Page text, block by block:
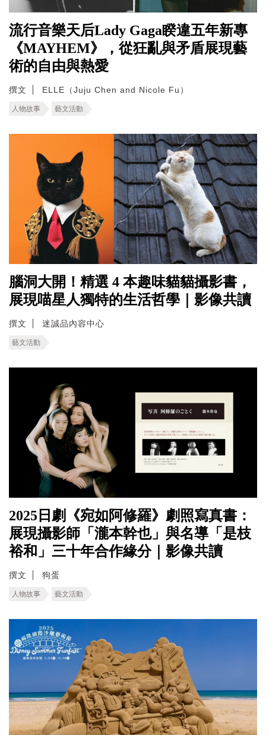
流行音樂天后Lady Gaga睽違五年新專
《MAYHEM》，從狂亂與矛盾展現藝
術的自由與熱愛
撰文 ELLE（Juju Chen and Nicole Fu）
人物故事 藝文活動
腦洞大開！精選 4 本趣味貓貓攝影書，
展現喵星人獨特的生活哲學｜影像共讀
撰文 迷誠品內容中心
藝文活動
2025日劇《宛如阿修羅》劇照寫真書：
展現攝影師「瀧本幹也」與名導「是枝
裕和」三十年合作緣分｜影像共讀
撰文 狗蛋
人物故事 藝文活動